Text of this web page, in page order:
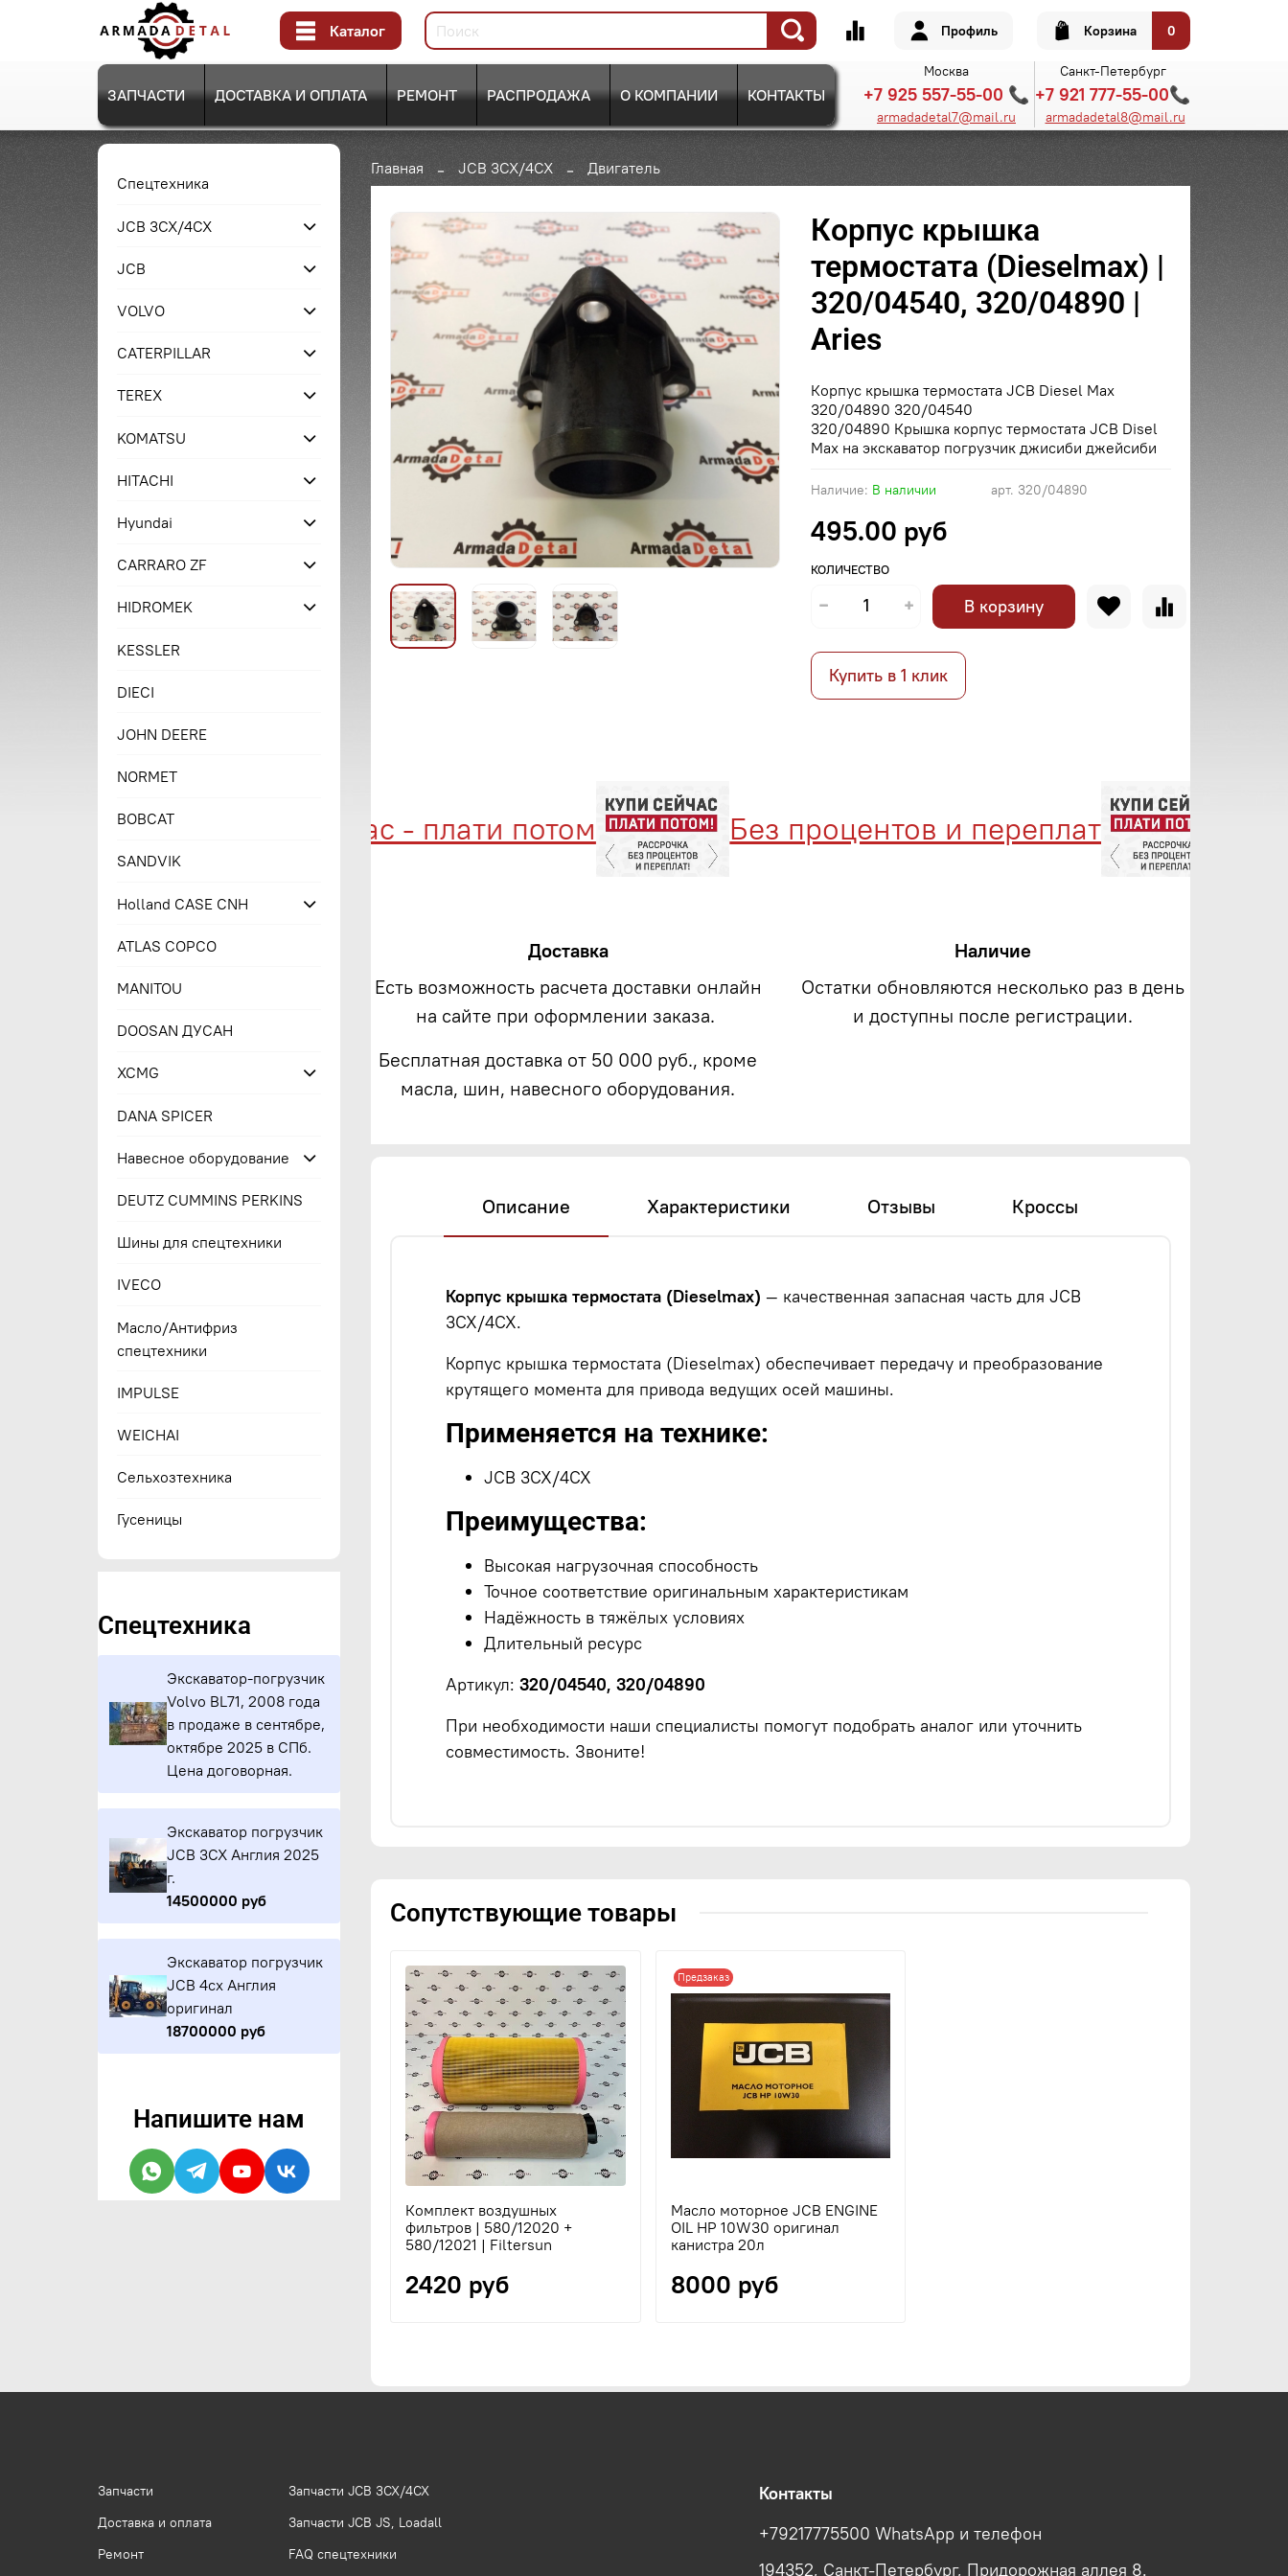
Каталог Профиль Корзина 0
ЗАПЧАСТИ ДОСТАВКА И ОПЛАТА РЕМОНТ РАСПРОДАЖА О КОМПАНИИ КОНТАКТЫ
Москва Санкт-Петербург
+7 925 557-55-00 📞 +7 921 777-55-00📞
armadadetal7@mail.ru armadadetal8@mail.ru
Главная JCB 3CX/4CX Двигатель
арт. 320/04890
Наличие: В наличии
Корпус крышка
термостата (Dieselmax) |
320/04540, 320/04890 |
Aries
495.00 руб
КОЛИЧЕСТВО
В корзину
Купить в 1 клик
Корпус крышка термостата JCB Diesel Max
320/04890 320/04540
320/04890 Крышка корпус термостата JCB Disel
Max на экскаватор погрузчик джисиби джейсиби
Купи сейчас - плати потом Без процентов и переплат
Доставка
Есть возможность расчета доставки онлайн
на сайте при оформлении заказа.
Бесплатная доставка от 50 000 руб., кроме
масла, шин, навесного оборудования.
Наличие
Остатки обновляются несколько раз в день
и доступны после регистрации.
Описание Характеристики Отзывы Кроссы
Корпус крышка термостата (Dieselmax) — качественная запасная часть для JCB
3CX/4CX.
Корпус крышка термостата (Dieselmax) обеспечивает передачу и преобразование
крутящего момента для привода ведущих осей машины.
Применяется на технике:
JCB 3CX/4CX
Преимущества:
Высокая нагрузочная способность
Точное соответствие оригинальным характеристикам
Надёжность в тяжёлых условиях
Длительный ресурс
Артикул:320/04540, 320/04890
При необходимости наши специалисты помогут подобрать аналог или уточнить
совместимость. Звоните!
Сопутствующие товары
Комплект воздушных
фильтров | 580/12020 +
580/12021 | Filtersun
2420 руб
Предзаказ
Масло моторное JCB ENGINE
OIL HP 10W30 оригинал
канистра 20л
8000 руб
Спецтехника
JCB 3CX/4CX
JCB
VOLVO
CATERPILLAR
TEREX
KOMATSU
HITACHI
Hyundai
CARRARO ZF
HIDROMEK
KESSLER
DIECI
JOHN DEERE
NORMET
BOBCAT
SANDVIK
Holland CASE CNH
ATLAS COPCO
MANITOU
DOOSAN ДУСАН
XCMG
DANA SPICER
Навесное оборудование
DEUTZ CUMMINS PERKINS
Шины для спецтехники
IVECO
Масло/Антифриз
спецтехники
IMPULSE
WEICHAI
Сельхозтехника
Гусеницы
Спецтехника
Экскаватор-погрузчик
Volvo BL71, 2008 года
в продаже в сентябре,
октябре 2025 в СПб.
Цена договорная.
Экскаватор погрузчик
JCB 3CX Англия 2025
г.
14500000 руб
Экскаватор погрузчик
JCB 4cx Англия
оригинал
18700000 руб
Напишите нам
Запчасти
Доставка и оплата
Ремонт
Запчасти JCB 3CX/4CX
Запчасти JCB JS, Loadall
FAQ спецтехники
Контакты
+79217775500 WhatsApp и телефон
194352, Санкт-Петербург, Придорожная аллея 8.